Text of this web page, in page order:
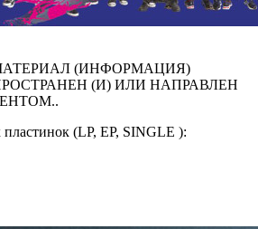
(ИНФОРМАЦИЯ)
(И) ИЛИ НАПРАВЛЕН
(LP, EP, SINGLE ):